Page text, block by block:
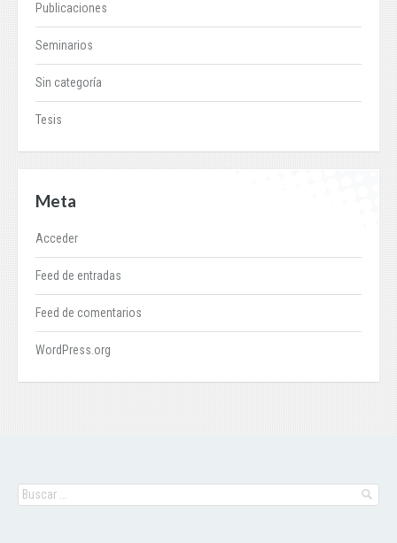
Publicaciones
Seminarios
Sin categoría
Tesis
Meta
Acceder
Feed de entradas
Feed de comentarios
WordPress.org